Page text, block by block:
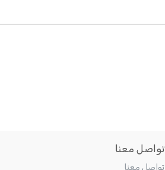
تواصل معنا
تواصل معنا